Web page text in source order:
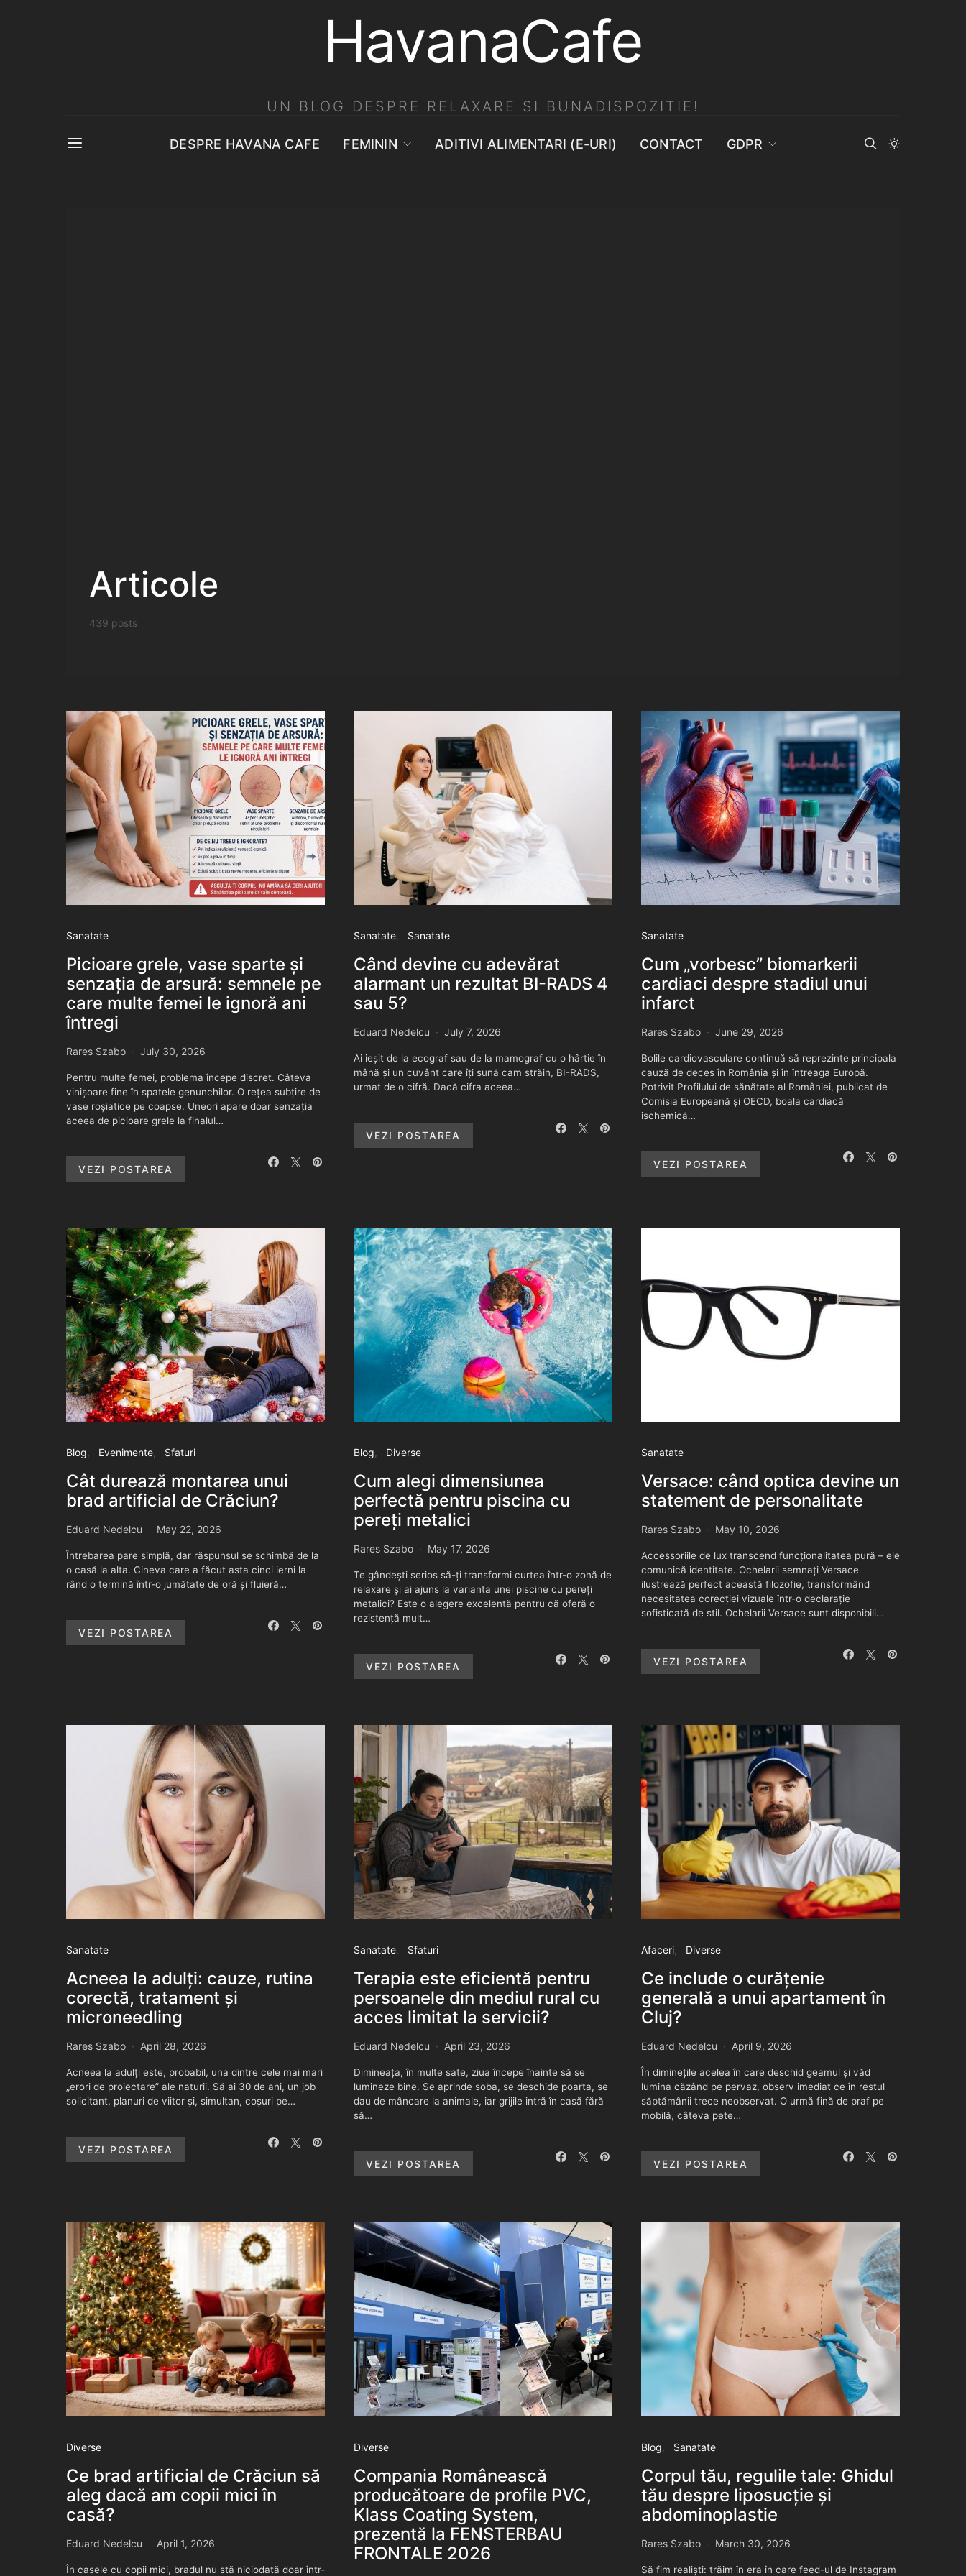
HavanaCafe
UN BLOG DESPRE RELAXARE SI BUNADISPOZITIE!
DESPRE HAVANA CAFE FEMININ ADITIVI ALIMENTARI (E-URI) CONTACT GDPR
Articole
439 posts
Sanatate
Picioare grele, vase sparte și
senzația de arsură: semnele pe
care multe femei le ignoră ani
întregi
Rares Szabo July 30, 2026
Pentru multe femei, problema începe discret. Câteva
vinișoare fine în spatele genunchilor. O rețea subțire de
vase roșiatice pe coapse. Uneori apare doar senzația
aceea de picioare grele la finalul…
VEZI POSTAREA
Sanatate Sanatate
Când devine cu adevărat
alarmant un rezultat BI-RADS 4
sau 5?
Eduard Nedelcu July 7, 2026
Ai ieșit de la ecograf sau de la mamograf cu o hârtie în
mână și un cuvânt care îți sună cam străin, BI-RADS,
urmat de o cifră. Dacă cifra aceea…
VEZI POSTAREA
Sanatate
Cum „vorbesc” biomarkerii
cardiaci despre stadiul unui
infarct
Rares Szabo June 29, 2026
Bolile cardiovasculare continuă să reprezinte principala
cauză de deces în România și în întreaga Europă.
Potrivit Profilului de sănătate al României, publicat de
Comisia Europeană și OECD, boala cardiacă
ischemică…
VEZI POSTAREA
Blog Evenimente Sfaturi
Cât durează montarea unui
brad artificial de Crăciun?
Eduard Nedelcu May 22, 2026
Întrebarea pare simplă, dar răspunsul se schimbă de la
o casă la alta. Cineva care a făcut asta cinci ierni la
rând o termină într-o jumătate de oră și fluieră…
VEZI POSTAREA
Blog Diverse
Cum alegi dimensiunea
perfectă pentru piscina cu
pereți metalici
Rares Szabo May 17, 2026
Te gândești serios să-ți transformi curtea într-o zonă de
relaxare și ai ajuns la varianta unei piscine cu pereți
metalici? Este o alegere excelentă pentru că oferă o
rezistență mult…
VEZI POSTAREA
Sanatate
Versace: când optica devine un
statement de personalitate
Rares Szabo May 10, 2026
Accessoriile de lux transcend funcționalitatea pură – ele
comunică identitate. Ochelarii semnați Versace
ilustrează perfect această filozofie, transformând
necesitatea corecției vizuale într-o declarație
sofisticată de stil. Ochelarii Versace sunt disponibili…
VEZI POSTAREA
Sanatate
Acneea la adulți: cauze, rutina
corectă, tratament și
microneedling
Rares Szabo April 28, 2026
Acneea la adulți este, probabil, una dintre cele mai mari
„erori de proiectare” ale naturii. Să ai 30 de ani, un job
solicitant, planuri de viitor și, simultan, coșuri pe…
VEZI POSTAREA
Sanatate Sfaturi
Terapia este eficientă pentru
persoanele din mediul rural cu
acces limitat la servicii?
Eduard Nedelcu April 23, 2026
Dimineața, în multe sate, ziua începe înainte să se
lumineze bine. Se aprinde soba, se deschide poarta, se
dau de mâncare la animale, iar grijile intră în casă fără
să…
VEZI POSTAREA
Afaceri Diverse
Ce include o curățenie
generală a unui apartament în
Cluj?
Eduard Nedelcu April 9, 2026
În diminețile acelea în care deschid geamul și văd
lumina căzând pe pervaz, observ imediat ce în restul
săptămânii trece neobservat. O urmă fină de praf pe
mobilă, câteva pete…
VEZI POSTAREA
Diverse
Ce brad artificial de Crăciun să
aleg dacă am copii mici în
casă?
Eduard Nedelcu April 1, 2026
În casele cu copii mici, bradul nu stă niciodată doar într-
Diverse
Compania Românească
producătoare de profile PVC,
Klass Coating System,
prezentă la FENSTERBAU
FRONTALE 2026
Blog Sanatate
Corpul tău, regulile tale: Ghidul
tău despre liposucție și
abdominoplastie
Rares Szabo March 30, 2026
Să fim realiști: trăim în era în care feed-ul de Instagram